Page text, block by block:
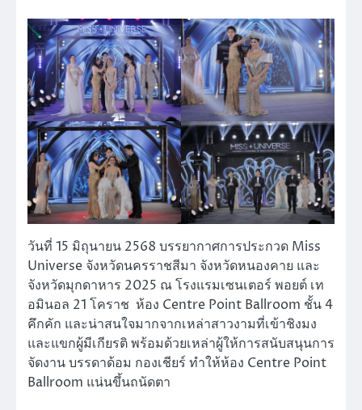
วันที่ 15 มิถุนายน 2568 บรรยากาศการประกวด Miss
Universe จังหวัดนครราชสีมา จังหวัดหนองคาย และ
จังหวัดมุกดาหาร 2025 ณ โรงแรมเซนเตอร์ พอยต์ เท
อมินอล 21 โคราช ห้อง Centre Point Ballroom ชั้น 4
คึกคัก และน่าสนใจมากจากเหล่าสาวงามที่เข้าชิงมง
และแขกผู้มีเกียรติ พร้อมด้วยเหล่าผู้ให้การสนับสนุนการ
จัดงาน บรรดาด้อม กองเชียร์ ทำให้ห้อง Centre Point
Ballroom แน่นขึ้นถนัดตา